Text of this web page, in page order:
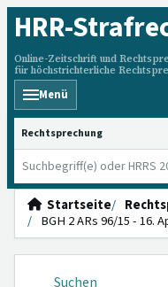
HRR-
Online-Zeitschrift und
für höchstrichterliche
Menü
HRRS durchsuchen
Startseite
BGH 2 ARs 96/15 - 16.
Suchen